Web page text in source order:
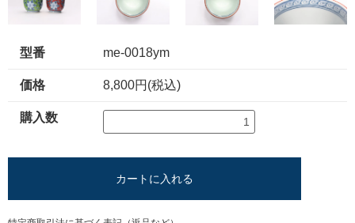
型番 me-0018ym
価格 8,800円(税込)
購入数
カートに入れる